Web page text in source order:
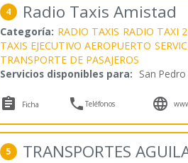
4 Radio Taxis Amistad
Categoría: RADIO TAXIS RADIO TAXI
TAXIS EJECUTIVO AEROPUERTO
TRANSPORTE DE PASAJEROS
Servicios disponibles para: San
 Ficha Teléfonos 
5 TRANSPORTES